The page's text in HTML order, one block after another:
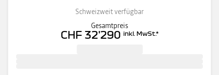
Schweizweit verfügbar
Gesamtpreis
CHF 32'290 inkl. MwSt.*